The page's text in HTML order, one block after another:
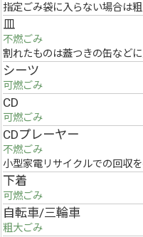
指定ごみ袋に入らない場合は
皿
不燃ごみ
割れたものは蓋つきの缶など
シーツ
可燃ごみ
CD
可燃ごみ
CDプレーヤー
不燃ごみ
小型家電リサイクルでの回収
下着
可燃ごみ
自転車/三輪車
粗大ごみ